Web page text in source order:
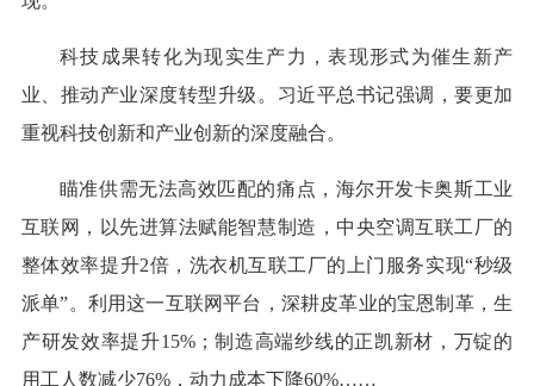
科技成果转化为现实生产力，表现形式为催生新产
业、推动产业深度转型升级。习近平总书记强调，要更加
重视科技创新和产业创新的深度融合。
瞄准供需无法高效匹配的痛点，海尔开发卡奥斯工业
互联网，以先进算法赋能智慧制造，中央空调互联工厂的
整体效率提升2倍，洗衣机互联工厂的上门服务实现“秒级
派单”。利用这一互联网平台，深耕皮革业的宝恩制革，生
产研发效率提升15%；制造高端纱线的正凯新材，万锭的
用工人数减少76%，动力成本下降60%……